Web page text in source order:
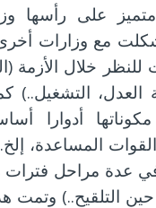
على رأسها
مع وزارات
خلال الأزمة
العدل، التشغيل..)
أدوارا
المساعدة،
في عدة مراحل فترات
حين التلقيح..) وتمت